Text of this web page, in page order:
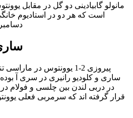
مانولو گابیادینی دو گل در مقابل
است که هر دو در استادیوم
دسامبر ۲۰۱۴ با پیراهن سامپدوریا)
پیروزی 2-1 یوونتوس در
ساری و کلودیو رانیری در سری آ